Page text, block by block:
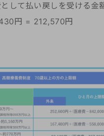
して払い戻しを受ける金
円 = 212,570円